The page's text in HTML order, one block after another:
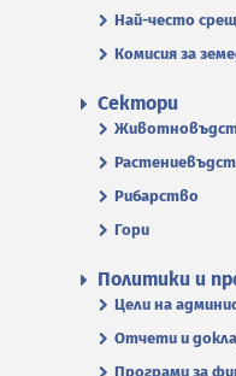
Най-често
Комисия за
Сектори
Рибарство
Гори
Политики и
Цели на
Отчети и
Програми за